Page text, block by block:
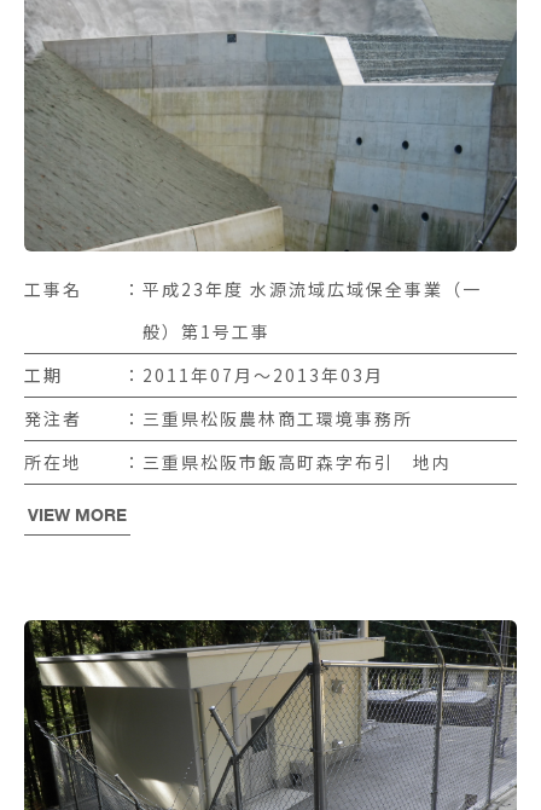
工事名
平成23年度 水源流域広域保全事業（一
般）第1号工事
工期
2011年07月〜2013年03月
発注者
三重県松阪農林商工環境事務所
所在地
三重県松阪市飯高町森字布引 地内
VIEW MORE